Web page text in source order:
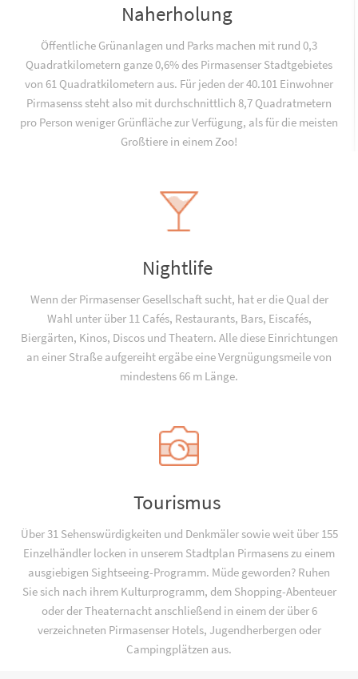
Naherholung
Öffentliche Grünanlagen und Parks machen mit rund 0,3
Quadratkilometern ganze 0,6% des Pirmasenser Stadtgebietes
von 61 Quadratkilometern aus. Für jeden der 40.101 Einwohner
Pirmasenss steht also mit durchschnittlich 8,7 Quadratmetern
pro Person weniger Grünfläche zur Verfügung, als für die meisten
Großtiere in einem Zoo!
Nightlife
Wenn der Pirmasenser Gesellschaft sucht, hat er die Qual der
Wahl unter über 11 Cafés, Restaurants, Bars, Eiscafés,
Biergärten, Kinos, Discos und Theatern. Alle diese Einrichtungen
an einer Straße aufgereiht ergäbe eine Vergnügungsmeile von
mindestens 66 m Länge.
Tourismus
Über 31 Sehenswürdigkeiten und Denkmäler sowie weit über 155
Einzelhändler locken in unserem Stadtplan Pirmasens zu einem
ausgiebigen Sightseeing-Programm. Müde geworden? Ruhen
Sie sich nach ihrem Kulturprogramm, dem Shopping-Abenteuer
oder der Theaternacht anschließend in einem der über 6
verzeichneten Pirmasenser Hotels, Jugend­­herbergen oder
Campingplätzen aus.